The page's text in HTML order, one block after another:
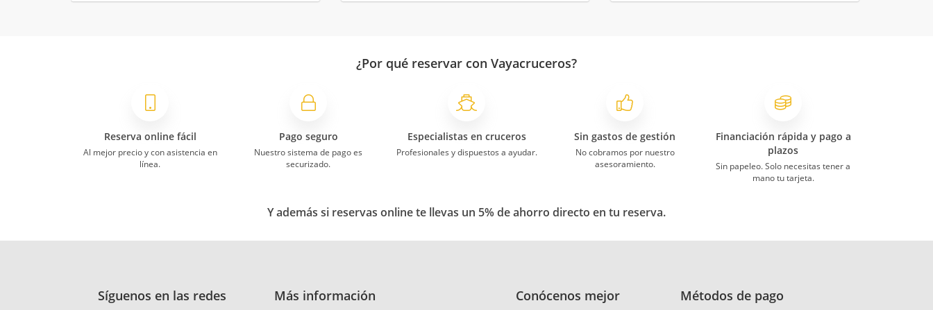
¿Por qué reservar con Vayacruceros?
Reserva online fácil
Al mejor precio y con asistencia en
línea.
Pago seguro
Nuestro sistema de pago es
securizado.
Especialistas en cruceros
Profesionales y dispuestos a ayudar.
Sin gastos de gestión
No cobramos por nuestro
asesoramiento.
Financiación rápida y pago a
plazos
Sin papeleo. Solo necesitas tener a
mano tu tarjeta.
Y además si reservas online te llevas un 5% de ahorro directo en tu reserva.
Síguenos en las redes Más información Conócenos mejor Métodos de pago